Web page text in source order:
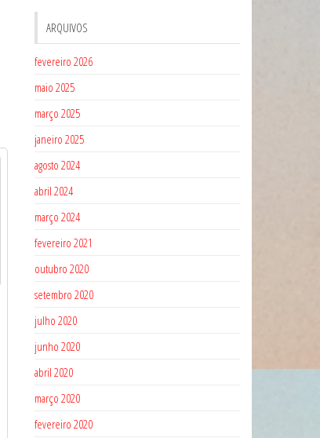
ARQUIVOS
fevereiro 2026
maio 2025
março 2025
janeiro 2025
agosto 2024
abril 2024
março 2024
fevereiro 2021
outubro 2020
setembro 2020
julho 2020
junho 2020
abril 2020
março 2020
fevereiro 2020